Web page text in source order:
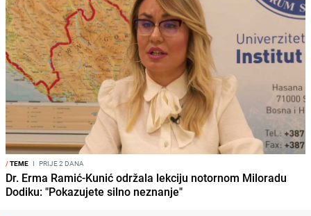
/TEME I PRIJE 2 DANA
Dr. Erma Ramić-Kunić održala lekciju notornom Miloradu
Dodiku: "Pokazujete silno neznanje"